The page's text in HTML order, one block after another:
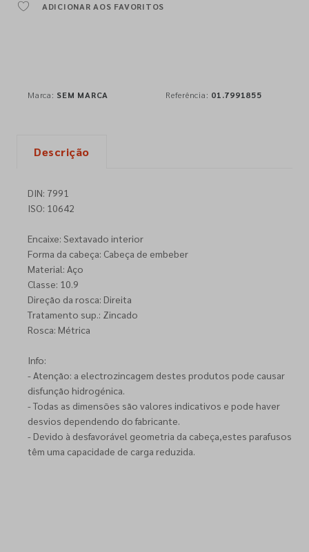
ADICIONAR AOS FAVORITOS
Marca: SEM MARCA Referência: 01.7991855
Descrição
DIN: 7991
ISO: 10642
Encaixe: Sextavado interior
Forma da cabeça: Cabeça de embeber
Material: Aço
Classe: 10.9
Direção da rosca: Direita
Tratamento sup.: Zincado
Rosca: Métrica
Info:
- Atenção: a electrozincagem destes produtos pode causar
disfunção hidrogénica.
- Todas as dimensões são valores indicativos e pode haver
desvios dependendo do fabricante.
- Devido à desfavorável geometria da cabeça,estes parafusos
têm uma capacidade de carga reduzida.